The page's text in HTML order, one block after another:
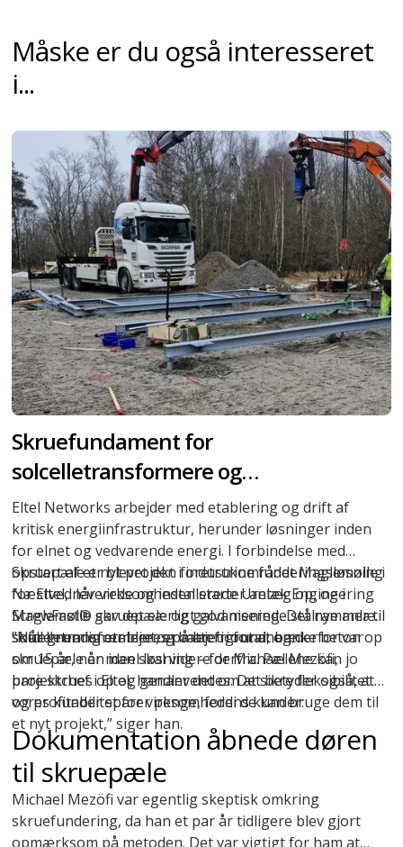
Måske er du også interesseret
i...
Skruefundament for
solcelletransformere og
battericontainere i Næstved
Eltel Networks arbejder med etablering og drift af
kritisk energiinfrastruktur, herunder løsninger inden
for elnet og vedvarende energi. I forbindelse med
opstart af et nyt projekt i industriområdet Maglemølle i
Næstved leverede og installerede Uretek Engineering
ScrewFast® skruepæleog galvaniserede stålrammer til
solcelletransformere og battericontainere.
Skruepæle er blevet den foretrukne funderingsløsning
for Eltel, når virksomheden starter anlæg op, og i
Maglemølle gav det særligt god mening. Det nye anlæg
skulle nemlig etableres på lejet grund, og derfor var
skruepæle en ideel løsning – for Michael Mezöfi,
projektchef i Eltel, handler det om at sikre fleksibilitet
og profitabilitet for virksomhedens kunder:
”Når grunden er lejet, er man fri for at banke beton op
om 15 år, når man skal videre derfra. Pælene kan jo
bare skrues op og genanvendes. Det betyder også, at
vores kunder sparer penge, fordi de kan bruge dem til
et nyt projekt,” siger han.
Dokumentation åbnede døren
til skruepæle
Michael Mezöfi var egentlig skeptisk omkring
skruefundering, da han et par år tidligere blev gjort
opmærksom på metoden. Det var vigtigt for ham at